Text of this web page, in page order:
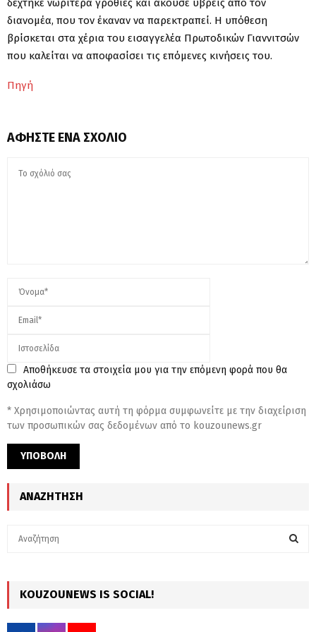
δέχτηκε νωρίτερα γροθιές και άκουσε ύβρεις από τον
διανομέα, που τον έκαναν να παρεκτραπεί. Η υπόθεση
βρίσκεται στα χέρια του εισαγγελέα Πρωτοδικών Γιαννιτσών
που καλείται να αποφασίσει τις επόμενες κινήσεις του.
Πηγή
ΑΦΉΣΤΕ ΈΝΑ ΣΧΌΛΙΟ
Αποθήκευσε τα στοιχεία μου για την επόμενη φορά που θα
σχολιάσω
* Χρησιμοποιώντας αυτή τη φόρμα συμφωνείτε με την διαχείριση
των προσωπικών σας δεδομένων από το kouzounews.gr
ΑΝΑΖΉΤΗΣΗ
h
f
KOUZOUNEWS IS SOCIAL!